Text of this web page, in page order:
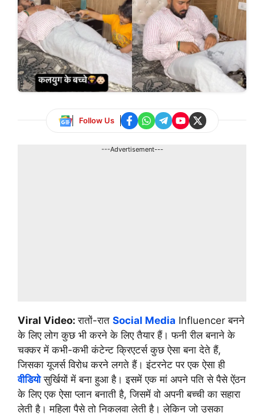
Follow Us
---Advertisement---
Viral Video:रातों-रात Social Media Influencer बनने
के लिए लोग कुछ भी करने के लिए तैयार हैं। फनी रील बनाने के
चक्कर में कभी-कभी कंटेन्ट क्रिएटर्स कुछ ऐसा बना देते हैं,
जिसका यूजर्स विरोध करने लगते हैं। इंटरनेट पर एक ऐसा ही
वीडियोसुर्खियों में बना हुआ है। इसमें एक मां अपने पति से पैसे ऐंठन
के लिए एक ऐसा प्लान बनाती है, जिसमें वो अपनी बच्ची का सहारा
लेती है। महिला पैसे तो निकलवा लेती है। लेकिन जो उसका